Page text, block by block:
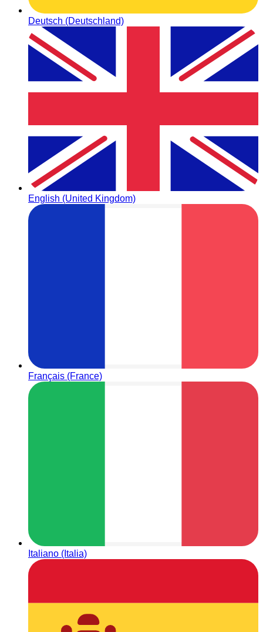
Deutsch (Deutschland)
English (United Kingdom)
Français (France)
Italiano (Italia)